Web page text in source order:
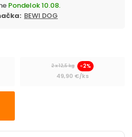
Pondelok 10.08.
BEWI DOG
2 x 12,5 kg -2%
49,90 €/ks